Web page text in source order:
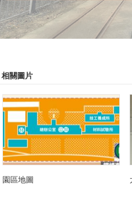
相關圖片
園區地圖